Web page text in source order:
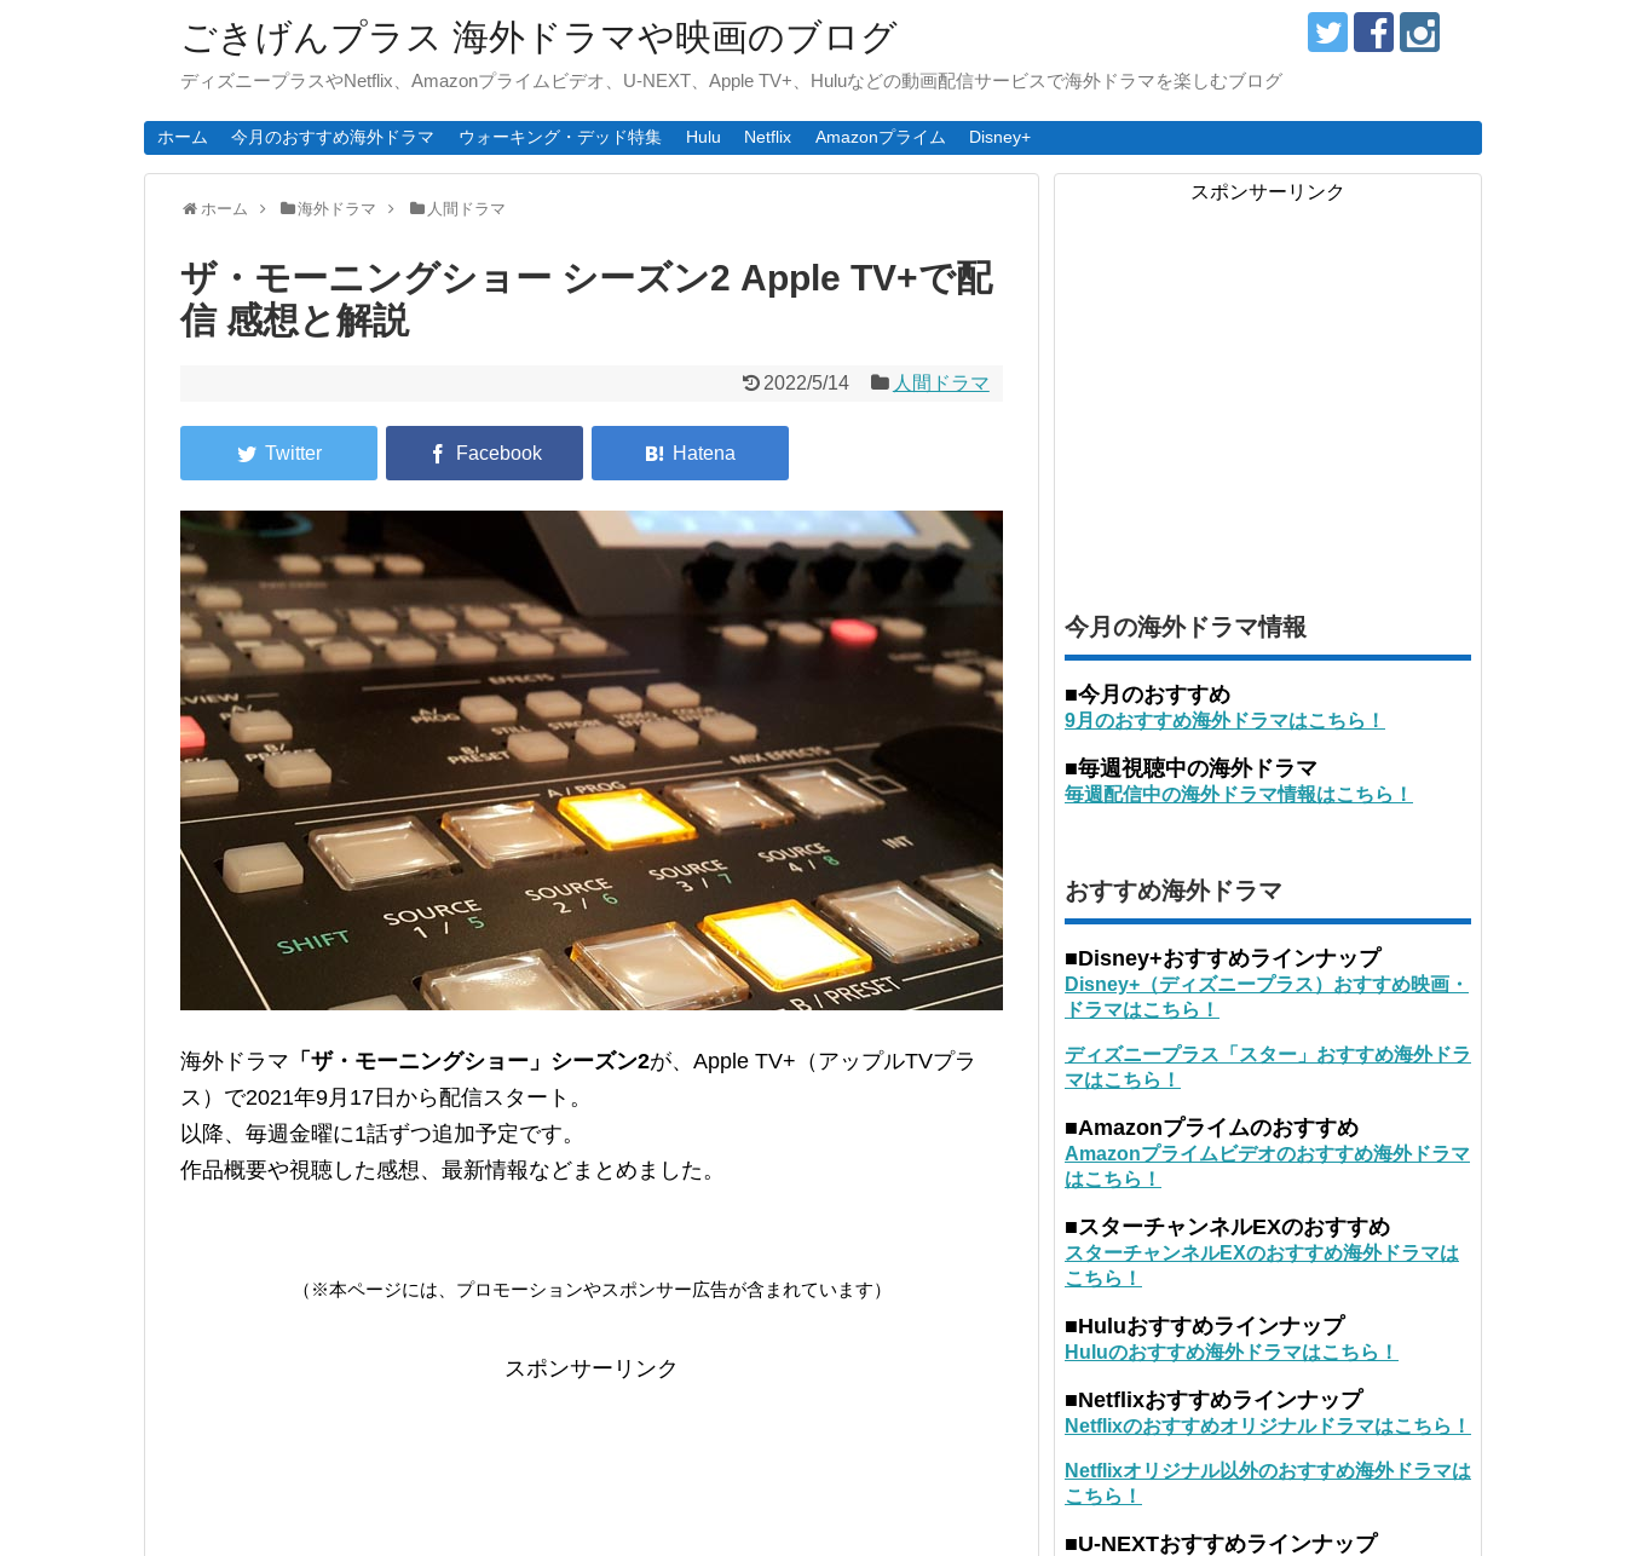
ごきげんプラス 海外ドラマや映画のブログ
ディズニープラスやNetflix、Amazonプライムビデオ、U-NEXT、Apple TV+、Huluなどの動画配信サービスで海外ドラマを楽しむブログ
ホーム 今月のおすすめ海外ドラマ ウォーキング・デッド特集 Hulu Netflix Amazonプライム Disney+
ホーム 海外ドラマ 人間ドラマ
ザ・モーニングショー シーズン2 Apple TV+で配
信 感想と解説
2022/5/14 人間ドラマ
海外ドラマ 「ザ・モーニングショー」シーズン2が、Apple TV+（アップルTVプラ
ス）で2021年9月17日から配信スタート。
以降、毎週金曜に1話ずつ追加予定です。
作品概要や視聴した感想、最新情報などまとめました。
（※本ページには、プロモーションやスポンサー広告が含まれています）
スポンサーリンク
スポンサーリンク
今月の海外ドラマ情報
■今月のおすすめ
9月のおすすめ海外ドラマはこちら！
■毎週視聴中の海外ドラマ
毎週配信中の海外ドラマ情報はこちら！
おすすめ海外ドラマ
■Disney+おすすめラインナップ
Disney+（ディズニープラス）おすすめ映画・
ドラマはこちら！
ディズニープラス「スター」おすすめ海外ドラ
マはこちら！
■Amazonプライムのおすすめ
Amazonプライムビデオのおすすめ海外ドラマ
はこちら！
■スターチャンネルEXのおすすめ
スターチャンネルEXのおすすめ海外ドラマは
こちら！
■Huluおすすめラインナップ
Huluのおすすめ海外ドラマはこちら！
■Netflixおすすめラインナップ
Netflixのおすすめオリジナルドラマはこちら！
Netflixオリジナル以外のおすすめ海外ドラマは
こちら！
■U-NEXTおすすめラインナップ